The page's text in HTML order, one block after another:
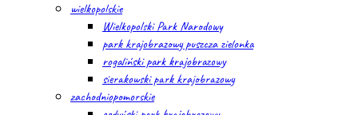
wielkopolskie
Wielkopolski Park Narodowy
park krajobrazowy puszcza zielonka
rogaliński park krajobrazowy
sierakowski park krajobrazowy
zachodniopomorskie